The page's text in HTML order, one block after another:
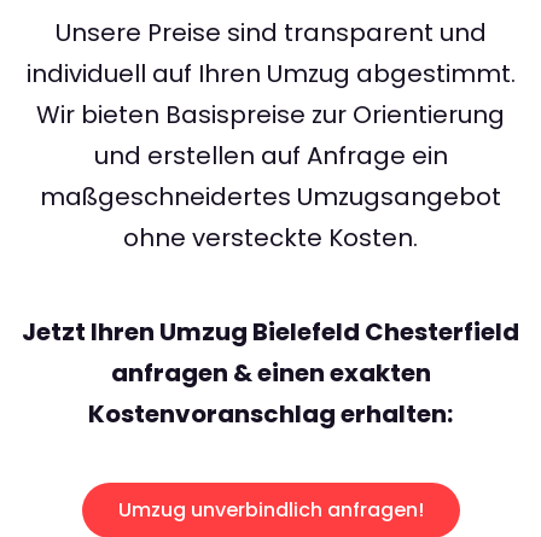
Unsere Preise sind transparent und
individuell auf Ihren Umzug abgestimmt.
Wir bieten Basispreise zur Orientierung
und erstellen auf Anfrage ein
maßgeschneidertes Umzugsangebot
ohne versteckte Kosten.
Jetzt Ihren Umzug Bielefeld Chesterfield
anfragen & einen exakten
Kostenvoranschlag erhalten:
Umzug unverbindlich anfragen!